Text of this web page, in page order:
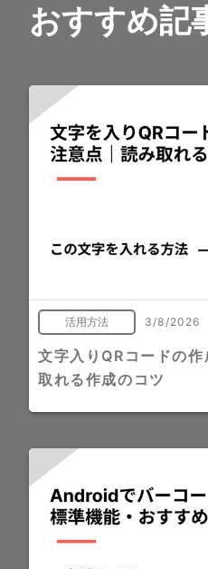
おすすめ記
活用方法 3/8/2026
文字入りQRコードの
取れる作成のコツ